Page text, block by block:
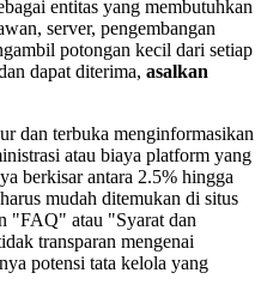
entitas yang membutuhkan
server, pengembangan
potongan kecil dari setiap
dapat diterima, asalkan
dan terbuka menginformasikan
atau biaya platform yang
berkisar antara 2.5% hingga
mudah ditemukan di situs
"FAQ" atau "Syarat dan
transparan mengenai
potensi tata kelola yang